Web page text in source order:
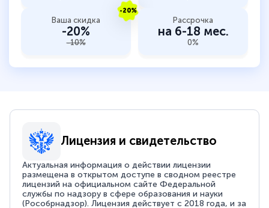
-20%
Ваша скидка
-20%
-10%
Рассрочка
на 6-18 мес.
0%
Лицензия и свидетельство
Актуальная информация о действии лицензии
размещена в открытом доступе в сводном реестре
лицензий на официальном сайте Федеральной
службы по надзору в сфере образования и науки
(Рособрнадзор). Лицензия действует с 2018 года, и за